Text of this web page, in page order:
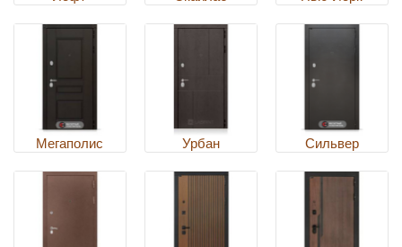
Мегаполис Урбан Сильвер